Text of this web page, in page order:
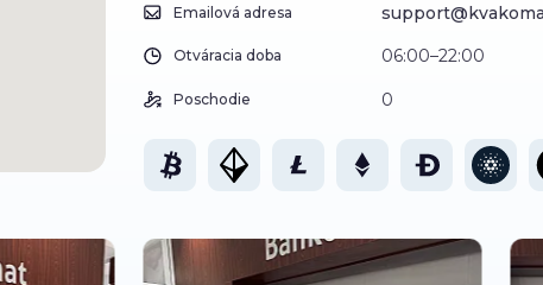
Emailová adresa
Otváracia doba 06:00–22:00
Poschodie 0